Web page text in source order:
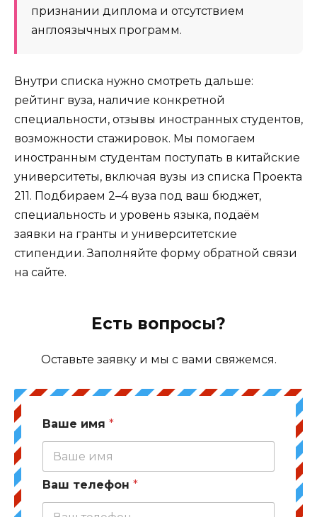
признании диплома и отсутствием
англоязычных программ.
Внутри списка нужно смотреть дальше:
рейтинг вуза, наличие конкретной
специальности, отзывы иностранных студентов,
возможности стажировок. Мы помогаем
иностранным студентам поступать в китайские
университеты, включая вузы из списка Проекта
211. Подбираем 2–4 вуза под ваш бюджет,
специальность и уровень языка, подаём
заявки на гранты и университетские
стипендии. Заполняйте форму обратной связи
на сайте.
Есть вопросы?
Оставьте заявку и мы с вами свяжемся.
Ваше имя *
Ваш телефон *